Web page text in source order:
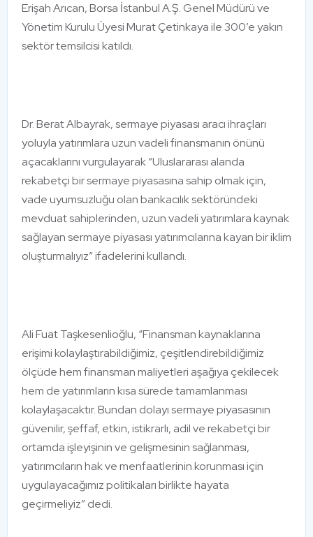
Erişah Arıcan, Borsa İstanbul A.Ş. Genel Müdürü ve
Yönetim Kurulu Üyesi Murat Çetinkaya ile 300’e yakın
sektör temsilcisi katıldı.
Dr. Berat Albayrak, sermaye piyasası aracı ihraçları
yoluyla yatırımlara uzun vadeli finansmanın önünü
açacaklarını vurgulayarak “Uluslararası alanda
rekabetçi bir sermaye piyasasına sahip olmak için,
vade uyumsuzluğu olan bankacılık sektöründeki
mevduat sahiplerinden, uzun vadeli yatırımlara kaynak
sağlayan sermaye piyasası yatırımcılarına kayan bir iklim
oluşturmalıyız” ifadelerini kullandı.
Ali Fuat Taşkesenlioğlu, “Finansman kaynaklarına
erişimi kolaylaştırabildiğimiz, çeşitlendirebildiğimiz
ölçüde hem finansman maliyetleri aşağıya çekilecek
hem de yatırımların kısa sürede tamamlanması
kolaylaşacaktır. Bundan dolayı sermaye piyasasının
güvenilir, şeffaf, etkin, istikrarlı, adil ve rekabetçi bir
ortamda işleyişinin ve gelişmesinin sağlanması,
yatırımcıların hak ve menfaatlerinin korunması için
uygulayacağımız politikaları birlikte hayata
geçirmeliyiz” dedi.